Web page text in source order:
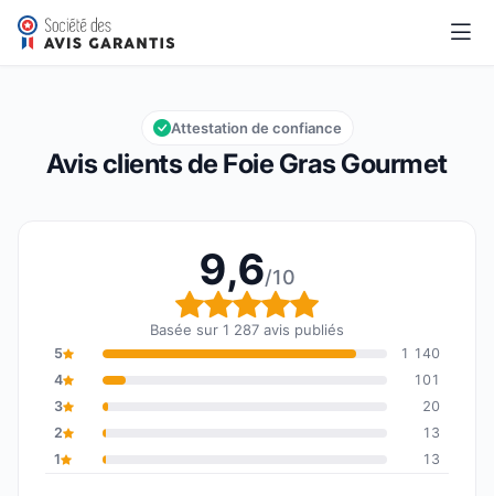
Foie Gras Gourmet
Note globale : 9,6 sur 10
9,6/10
Avis clients de Foie Gras Gourmet
Attestation de confiance
9,6/10
Note globale : 9,6 sur
Basée sur 1 287 avis publiés
5
1 140
4
101
3
20
2
13
1
13